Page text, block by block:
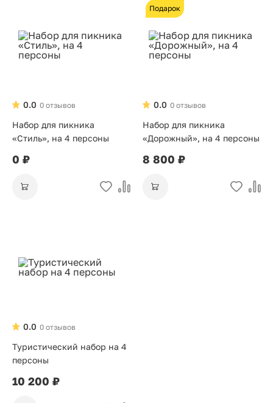
0 отзывов
0.0
Набор для пикника
«Стиль», на 4 персоны
0 ₽
Подарок
0 отзывов
0.0
Набор для пикника
«Дорожный», на 4 персоны
8 800 ₽
0 отзывов
0.0
Туристический набор на 4
персоны
10 200 ₽